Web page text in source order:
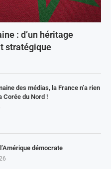
: d’un héritage
stratégique
des médias, la France n’a rien
Corée du Nord !
démocrate